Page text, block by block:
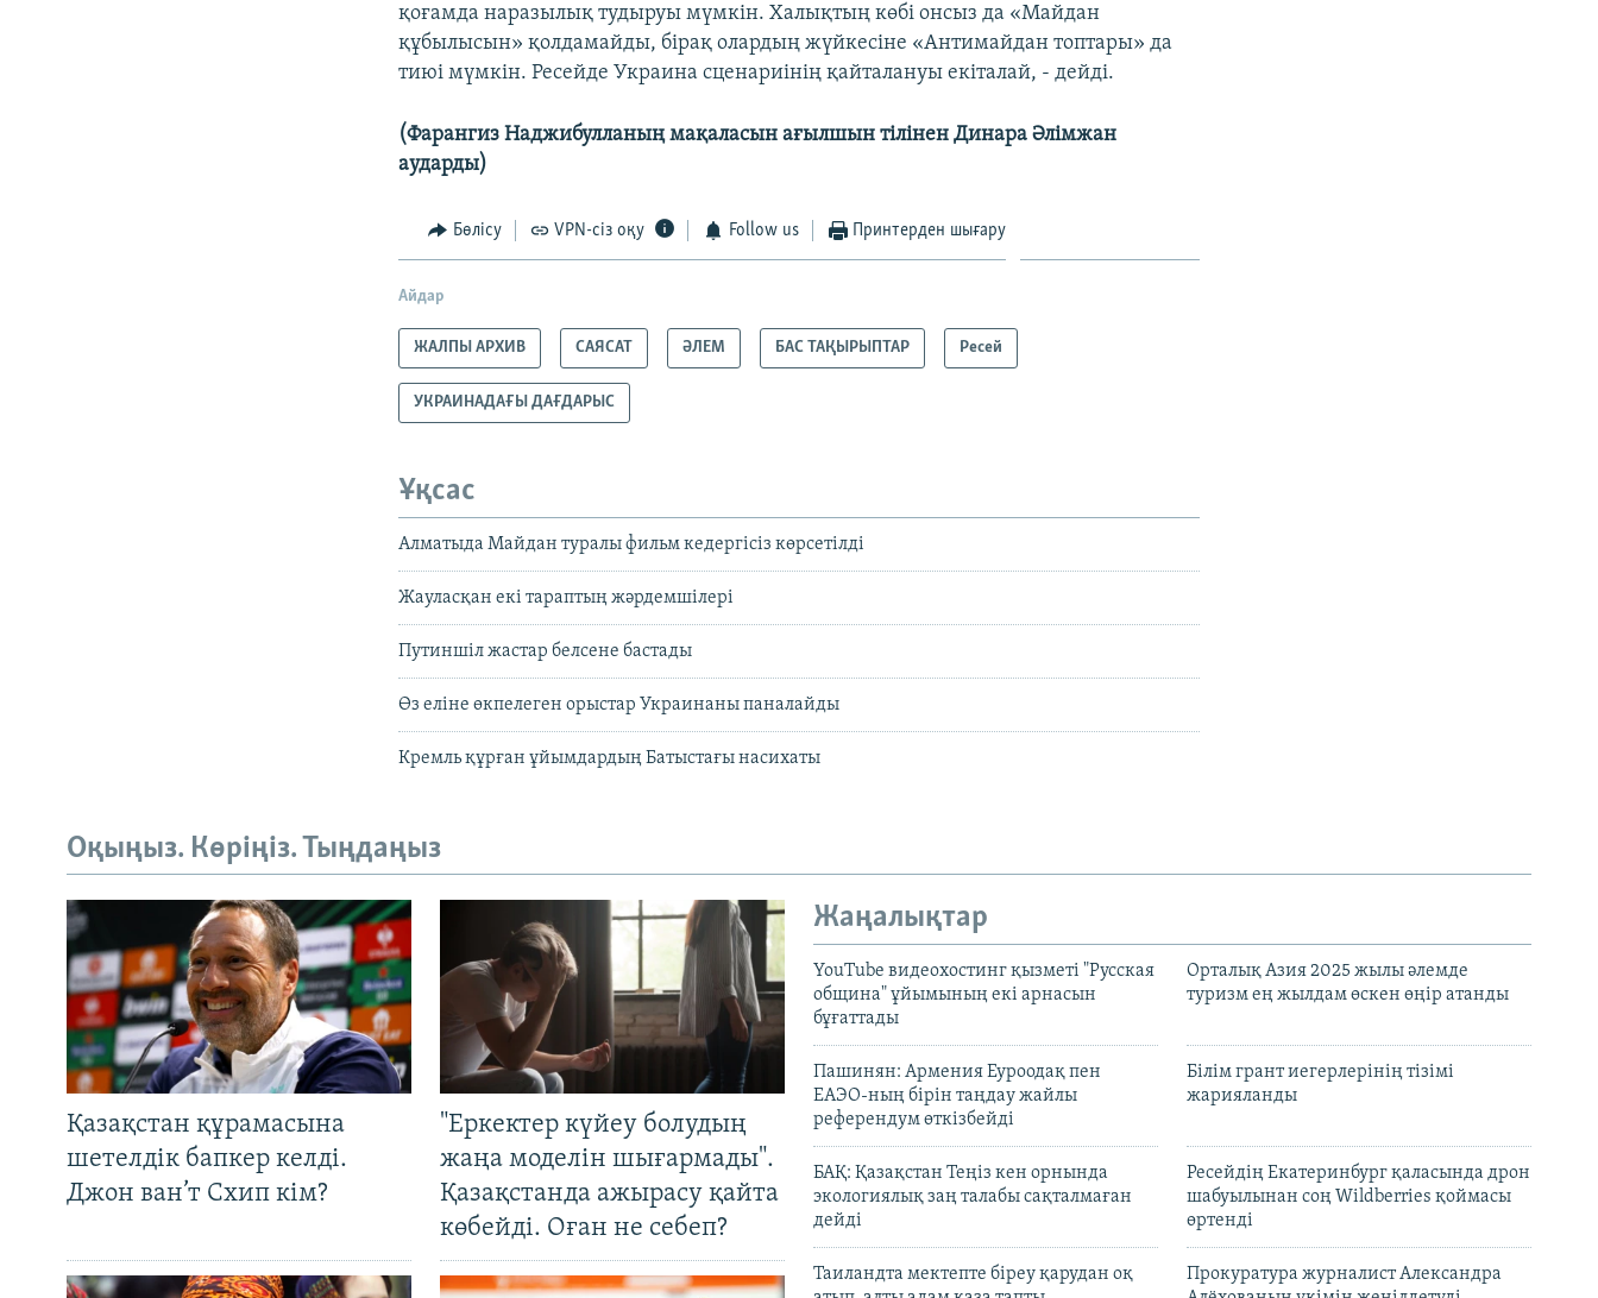
қоғамда наразылық тудыруы мүмкін. Халықтың көбі онсыз да «Майдан
құбылысын» қолдамайды, бірақ олардың жүйкесіне «Антимайдан топтары» да
тиюі мүмкін. Ресейде Украина сценариінің қайталануы екіталай, - дейді.
(Фарангиз Наджибулланың мақаласын ағылшын тілінен Динара Әлімжан
аударды)
Бөлісу VPN-сіз оқу Follow us Принтерден шығару
Айдар
ЖАЛПЫ АРХИВ САЯСАТ ӘЛЕМ БАС ТАҚЫРЫПТАР Ресей
УКРАИНАДАҒЫ ДАҒДАРЫС
Ұқсас
Алматыда Майдан туралы фильм кедергісіз көрсетілді
Жауласқан екі тараптың жәрдемшілері
Путиншіл жастар белсене бастады
Өз еліне өкпелеген орыстар Украинаны паналайды
Кремль құрған ұйымдардың Батыстағы насихаты
Оқыңыз. Көріңіз. Тыңдаңыз
Қазақстан құрамасына
шетелдік бапкер келді.
Джон ван’т Схип кім?
"Еркектер күйеу болудың
жаңа моделін шығармады".
Қазақстанда ажырасу қайта
көбейді. Оған не себеп?
Жаңалықтар
YouTube видеохостинг қызметі "Русская
община" ұйымының екі арнасын
бұғаттады
Орталық Азия 2025 жылы әлемде
туризм ең жылдам өскен өңір атанды
Пашинян: Армения Еуроодақ пен
ЕАЭО-ның бірін таңдау жайлы
референдум өткізбейді
Білім грант иегерлерінің тізімі
жарияланды
БАҚ: Қазақстан Теңіз кен орнында
экологиялық заң талабы сақталмаған
дейді
Ресейдің Екатеринбург қаласында дрон
шабуылынан соң Wildberries қоймасы
өртенді
Таиландта мектепте біреу қарудан оқ
Прокуратура журналист Александра